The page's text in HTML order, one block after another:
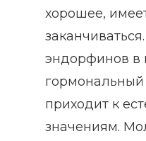
хорошее,
эндорфинов в
приходит к
значениям.